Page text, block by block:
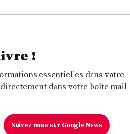
!
essentielles dans votre
dans votre boîte mail
Suivez nous sur Google News